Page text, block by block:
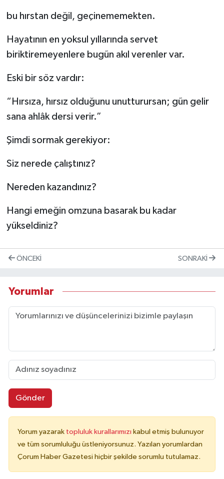
bu hırstan değil, geçinememekten.
Hayatının en yoksul yıllarında servet
biriktiremeyenlere bugün akıl verenler var.
Eski bir söz vardır:
“Hırsıza, hırsız olduğunu unutturursan; gün gelir
sana ahlâk dersi verir.”
Şimdi sormak gerekiyor:
Siz nerede çalıştınız?
Nereden kazandınız?
Hangi emeğin omzuna basarak bu kadar
yükseldiniz?
ÖNCEKI SONRAKI
Yorumlar
Gönder
Yorum yazarak topluluk kurallarımızı kabul etmiş bulunuyor
ve tüm sorumluluğu üstleniyorsunuz. Yazılan yorumlardan
Çorum Haber Gazetesi hiçbir şekilde sorumlu tutulamaz.